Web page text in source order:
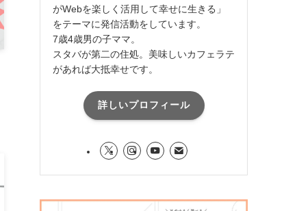
がWebを楽しく活用して幸せに生きる」
をテーマに発信活動をしています。
7歳4歳男の子ママ。
スタバが第二の住処。美味しいカフェラテ
があれば大抵幸せです。
詳しいプロフィール